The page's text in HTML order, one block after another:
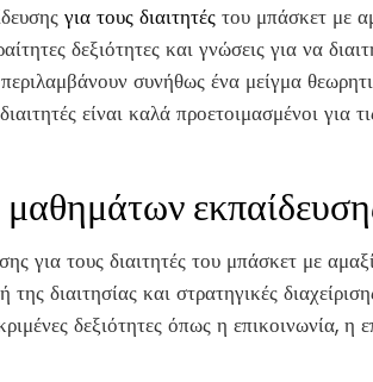
για τους διαιτητές του μπάσκετ με
δεξιότητες και γνώσεις για να
συνήθως ένα μείγμα
είναι καλά προετοιμασμένοι για
για τους διαιτητές του μπάσκετ με
της διαιτησίας και στρατηγικές
δεξιότητες όπως η επικοινωνία,